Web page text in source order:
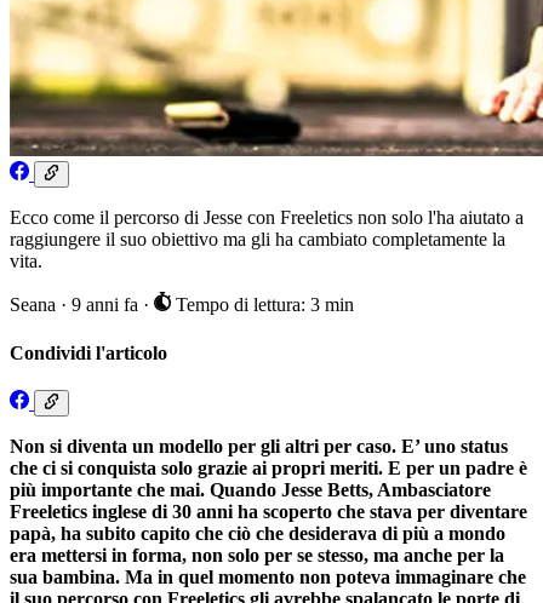
Ecco come il percorso di Jesse con Freeletics non solo l'ha aiutato a
raggiungere il suo obiettivo ma gli ha cambiato completamente la
vita.
Seana · 9 anni fa · Tempo di lettura: 3 min
Condividi l'articolo
Non si diventa un modello per gli altri per caso. E’ uno status
che ci si conquista solo grazie ai propri meriti. E per un padre è
più importante che mai. Quando Jesse Betts, Ambasciatore
Freeletics inglese di 30 anni ha scoperto che stava per diventare
papà, ha subito capito che ciò che desiderava di più a mondo
era mettersi in forma, non solo per se stesso, ma anche per la
sua bambina. Ma in quel momento non poteva immaginare che